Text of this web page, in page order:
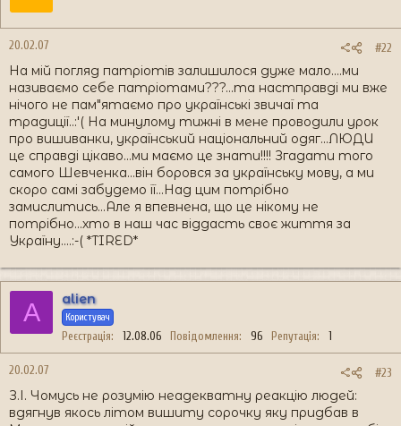
20.02.07 #22
На мій погляд патріотів залишилося дуже мало....ми
називаємо себе патріотами???...та настправді ми вже
нічого не пам"ятаємо про українські звичаї та
традиції..:'( На минулому тижні в мене проводили урок
про вишиванки, український національний одяг...ЛЮДИ
це справді цікаво...ми маємо це знати!!!! Згадати того
самого Шевченка...він боровся за українську мову, а ми
скоро самі забудемо її...Над цим потрібно
замислитись...Але я впевнена, що це нікому не
потрібно...хто в наш час віддасть своє життя за
Україну....:-( *TIRED*
A alien
Користувач
Реєстрація 12.08.06 Повідомлення 96 Репутація 1
20.02.07 #23
З.І. Чомусь не розумію неадекватну реакцію людей:
вдягнув якось літом вишиту сорочку яку придбав в